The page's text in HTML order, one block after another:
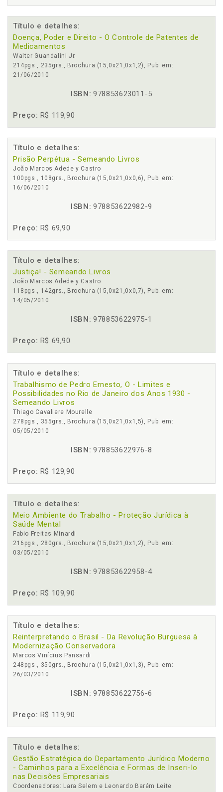
Título e detalhes:
Doença, Poder e Direito - O Controle de Patentes de
Medicamentos
Walter Guandalini Jr.
214pgs., 235grs., Brochura (15,0x21,0x1,2), Pub. em:
21/06/2010
ISBN: 978853623011-5
Preço: R$ 119,90
Título e detalhes:
Prisão Perpétua - Semeando Livros
João Marcos Adede y Castro
100pgs., 108grs., Brochura (15,0x21,0x0,6), Pub. em:
16/06/2010
ISBN: 978853622982-9
Preço: R$ 69,90
Título e detalhes:
Justiça! - Semeando Livros
João Marcos Adede y Castro
118pgs., 142grs., Brochura (15,0x21,0x0,7), Pub. em:
14/05/2010
ISBN: 978853622975-1
Preço: R$ 69,90
Título e detalhes:
Trabalhismo de Pedro Ernesto, O - Limites e
Possibilidades no Rio de Janeiro dos Anos 1930 -
Semeando Livros
Thiago Cavaliere Mourelle
278pgs., 355grs., Brochura (15,0x21,0x1,5), Pub. em:
05/05/2010
ISBN: 978853622976-8
Preço: R$ 129,90
Título e detalhes:
Meio Ambiente do Trabalho - Proteção Jurídica à
Saúde Mental
Fabio Freitas Minardi
216pgs., 280grs., Brochura (15,0x21,0x1,2), Pub. em:
03/05/2010
ISBN: 978853622958-4
Preço: R$ 109,90
Título e detalhes:
Reinterpretando o Brasil - Da Revolução Burguesa à
Modernização Conservadora
Marcos Vinícius Pansardi
248pgs., 350grs., Brochura (15,0x21,0x1,3), Pub. em:
26/03/2010
ISBN: 978853622756-6
Preço: R$ 119,90
Título e detalhes:
Gestão Estratégica do Departamento Jurídico Moderno
- Caminhos para a Excelência e Formas de Inseri-lo
nas Decisões Empresariais
Coordenadores: Lara Selem e Leonardo Barém Leite